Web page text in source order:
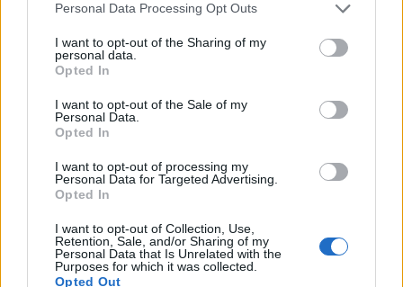
Please note that this website/app uses one or more Google
not limited to your visit or usage behaviour. You may click to
grant or deny consent to Google and its third-party tags to
use your data for below specified purposes in below Google
consent section.
Personal Data Processing Opt Outs
I want to opt-out of the Sharing of my
personal data.
Opted In
I want to opt-out of the Sale of my
Personal Data.
Opted In
I want to opt-out of processing my
Personal Data for Targeted Advertising.
Opted In
I want to opt-out of Collection, Use,
Retention, Sale, and/or Sharing of my
Personal Data that Is Unrelated with the
Purposes for which it was collected.
Opted Out
Νέα Χρώματα, Ανθεκτικά Υλικά &